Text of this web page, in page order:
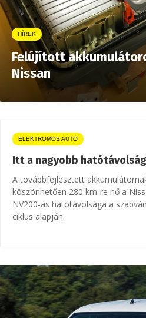
HÍREK
Felújított
Nissan
ELEKTROMOS AUTÓ
Itt a nagyobb
A továbbfejlesztett
köszönhetően 280 km-re nő a
NV200-as hatótávolsága a
ciklus alapján.